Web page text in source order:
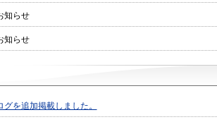
知らせ
知らせ
を追加掲載しました。